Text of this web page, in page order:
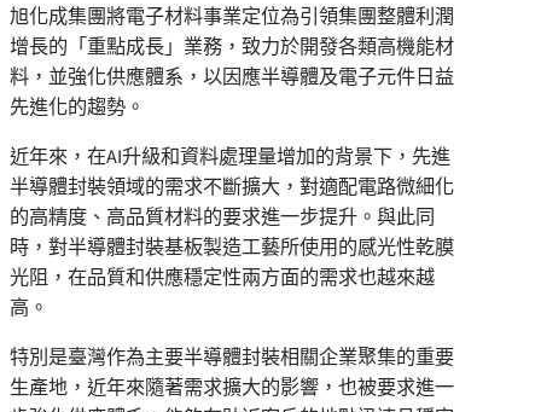
旭化成集團將電子材料事業定位為引領集團整體利潤
增長的 「重點成長」 業務，致力於開發各類高機能材
料，並強化供應體系，以因應半導體及電子元件日益
先進化的趨勢。
近年來，在AI升級和資料處理量增加的背景下，先進
半導體封裝領域的需求不斷擴大，對適配電路微細化
的高精度、高品質材料的要求進一步提升。與此同
時，對半導體封裝基板製造工藝所使用的感光性乾膜
光阻，在品質和供應穩定性兩方面的需求也越來越
高。
特別是臺灣作為主要半導體封裝相關企業聚集的重要
生產地，近年來隨著需求擴大的影響，也被要求進一